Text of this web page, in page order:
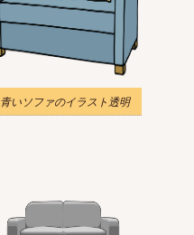
青いソファのイラスト透明